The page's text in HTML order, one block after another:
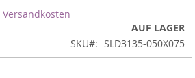
Versandkosten
AUF LAGER
SKU
SLD3135-050X075